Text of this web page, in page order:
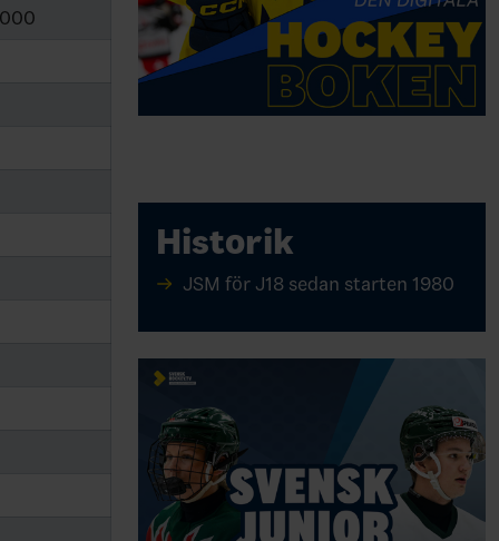
Historik
JSM för J18 sedan starten 1980